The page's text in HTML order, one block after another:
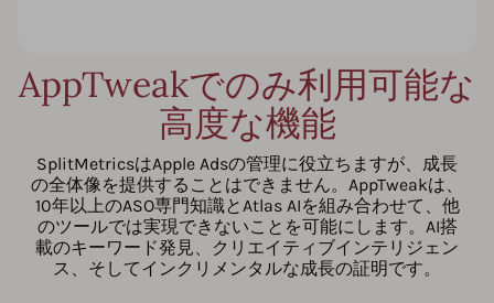
AppTweakでのみ利用可能な
高度な機能
SplitMetricsはApple Adsの管理に役立ちますが、成長
の全体像を提供することはできません。AppTweakは、
10年以上のASO専門知識とAtlas AIを組み合わせて、他
のツールでは実現できないことを可能にします。AI搭
載のキーワード発見、クリエイティブインテリジェン
ス、そしてインクリメンタルな成長の証明です。